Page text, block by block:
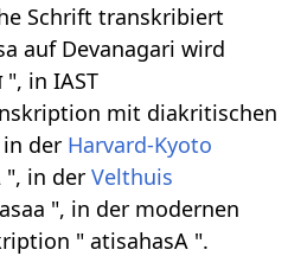
Schrift transkribiert
auf Devanagari wird
", in IAST
mit diakritischen
der Harvard-Kyoto
", in derVelthuis
", in der modernen
" atisahasA ".